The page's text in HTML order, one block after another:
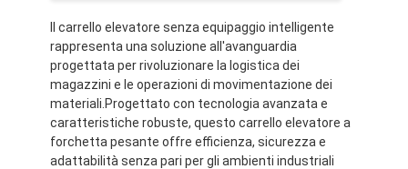
Il carrello elevatore senza equipaggio intelligente
rappresenta una soluzione all'avanguardia
progettata per rivoluzionare la logistica dei
magazzini e le operazioni di movimentazione dei
materiali.Progettato con tecnologia avanzata e
caratteristiche robuste, questo carrello elevatore a
forchetta pesante offre efficienza, sicurezza e
adattabilità senza pari per gli ambienti industriali